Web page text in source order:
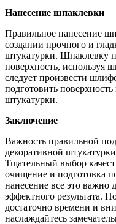
Нанесение шпаклевки
Правильное нанесение
создании прочного и
штукатурки. Шпаклевку
поверхность, используя
следует произвести
подготовить
штукатурки.
Заключение
Важность правильной
декоративной
Тщательный выбор
очищение и подготовка
нанесение все это важно
эффектного результата.
достаточно времени и
наслаждайтесь